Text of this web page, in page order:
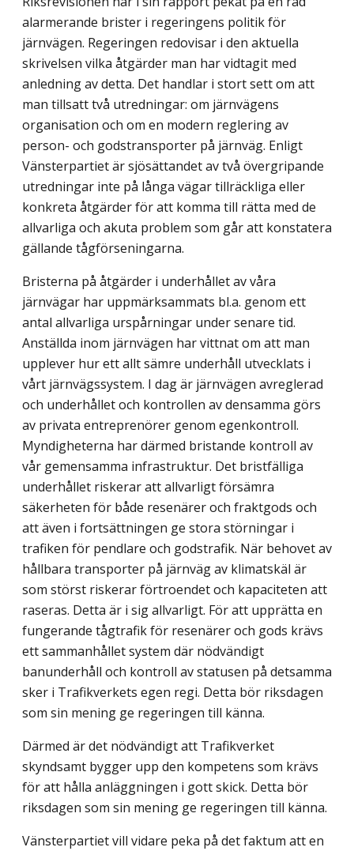
alarmerande brister i regeringens politik för
järnvägen. Regeringen redovisar i den aktuella
skrivelsen vilka åtgärder man har vidtagit med
anledning av detta. Det handlar i stort sett om att
man tillsatt två utredningar: om järnvägens
organisation och om en modern reglering av
person- och godstransporter på järnväg. Enligt
Vänsterpartiet är sjösättandet av två övergripande
utredningar inte på långa vägar tillräckliga eller
konkreta åtgärder för att komma till rätta med de
allvarliga och akuta problem som går att konstatera
gällande tågförseningarna.
Bristerna på åtgärder i underhållet av våra
järnvägar har uppmärksammats bl.a. genom ett
antal allvarliga urspårningar under senare tid.
Anställda inom järnvägen har vittnat om att man
upplever hur ett allt sämre underhåll utvecklats i
vårt järnvägssystem. I dag är järnvägen avreglerad
och underhållet och kontrollen av densamma görs
av privata entreprenörer genom egenkontroll.
Myndigheterna har därmed bristande kontroll av
vår gemensamma infrastruktur. Det bristfälliga
underhållet riskerar att allvarligt försämra
säkerheten för både resenärer och fraktgods och
att även i fortsättningen ge stora störningar i
trafiken för pendlare och godstrafik. När behovet av
hållbara transporter på järnväg av klimatskäl är
som störst riskerar förtroendet och kapaciteten att
raseras. Detta är i sig allvarligt. För att upprätta en
fungerande tågtrafik för resenärer och gods krävs
ett sammanhållet system där nödvändigt
banunderhåll och kontroll av statusen på detsamma
sker i Trafikverkets egen regi. Detta bör riksdagen
som sin mening ge regeringen till känna.
Därmed är det nödvändigt att Trafikverket
skyndsamt bygger upp den kompetens som krävs
för att hålla anläggningen i gott skick. Detta bör
riksdagen som sin mening ge regeringen till känna.
Vänsterpartiet vill vidare peka på det faktum att en